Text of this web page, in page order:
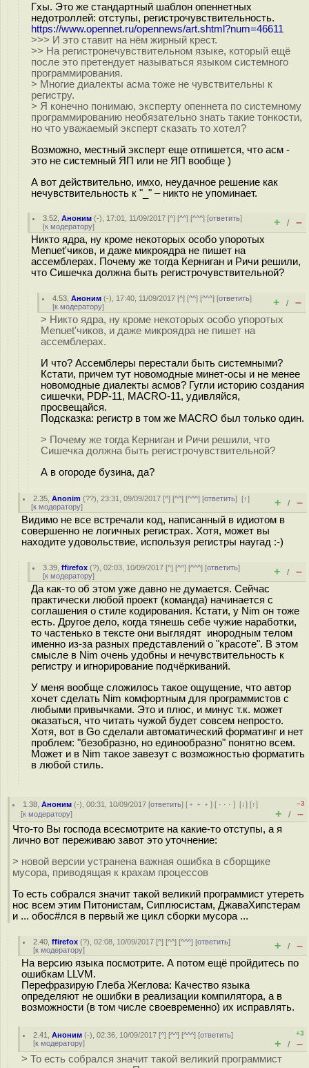
Гхы. Это же стандартный шаблон опеннетных
недотроллей: отступы, регистрочувствительность.
https://www.opennet.ru/opennews/art.shtml?num=46611
>>> И это ставит на нём жирный крест.
>> На регистронечувствительном языке, который ещё
после это претендует называться языком системного
программирования.
> Многие диалекты асма тоже не чувствительны к
регистру.
> Я конечно понимаю, эксперту опеннета по системному
программированию необязательно знать такие тонкости,
но что уважаемый эксперт сказать то хотел?
Возможно, местный эксперт еще отпишется, что асм -
это не системный ЯП или не ЯП вообще )
А вот действительно, имхо, неудачное решение как
нечувствительность к "_" – никто не упоминает.
3.52 ,Аноним (-), 17:01, 11/09/2017 [^] [^^] [^^^] [ответить]
[к модератору] + / –
Никто ядра, ну кроме некоторых особо yпоротых
Menuet'чиков, и даже микроядра не пишет на
ассемблерах. Почему же тогда Керниган и Ричи решили,
что Сишечка должна быть регистрочувствительной?
4.53 ,Аноним (-), 17:40, 11/09/2017 [^] [^^] [^^^] [ответить]
[к модератору] + / –
> Никто ядра, ну кроме некоторых особо yпоротых
Menuet'чиков, и даже микроядра не пишет на
ассемблерах.
И что? Ассемблеры перестали быть системными?
Кстати, причем тут новомодные минет-осы и не менее
новомодные диалекты асмов? Гугли историю создания
сишечки, PDP-11, MACRO-11, удивляйся,
просвещайся.
Подсказка: регистр в том же MACRO был только один.
> Почему же тогда Керниган и Ричи решили, что
Сишечка должна быть регистрочувствительной?
А в огороде бузина, да?
2.35 ,Anonim (??), 23:31, 09/09/2017 [^] [^^] [^^^] [ответить][↑]
[к модератору] + / –
Видимо не все встречали код, написанный в идиотом в
совершенно не логичных регистрах. Хотя, может вы
находите удовольствие, используя регистры наугад :-)
3.39 ,ffirefox (?), 02:03, 10/09/2017 [^] [^^] [^^^] [ответить]
[к модератору] + / –
Да как-то об этом уже давно не думается. Сейчас
практически любой проект (команда) начинается с
соглашения о стиле кодирования. Кстати, у Nim он тоже
есть. Другое дело, когда тянешь себе чужие наработки,
то частенько в тексте они выглядят инородным телом
именно из-за разных представлений о "красоте". В этом
смысле в Nim очень удобны и нечувствительность к
регистру и игнорирование подчёркиваний.
У меня вообще сложилось такое ощущение, что автор
хочет сделать Nim комфортным для программистов с
любыми привычками. Это и плюс, и минус т.к. может
оказаться, что читать чужой будет совсем непросто.
Хотя, вот в Go сделали автоматический форматинг и нет
проблем: "безобразно, но единообразно" понятно всем.
Может и в Nim такое завезут с возможностью форматить
в любой стиль.
1.38 ,Аноним (-), 00:31, 10/09/2017 [ответить] [ ﹢﹢﹢] [ · · ·][↓] [↑]
[к модератору]
–3
+ / –
Что-то Вы господа всесмотрите на какие-то отступы, а я
лично вот переживаю завот это уточнение:
> новой версии устранена важная ошибка в сборщике
мусора, приводящая к крахам процессов
То есть собрался значит такой великий программист утереть
нос всем этим Питонистам, Сиплюсистам, ДжаваХипстерам
и ... обос#лся в первый же цикл сборки мусора ...
2.40 ,ffirefox (?), 02:08, 10/09/2017 [^] [^^] [^^^] [ответить]
[к модератору] + / –
На версию языка посмотрите. А потом ещё пройдитесь по
ошибкам LLVM.
Перефразирую Глеба Жеглова: Качество языка
определяют не ошибки в реализации компилятора, а в
возможности (в том числе своевременно) их исправлять.
2.41 ,Аноним (-), 02:36, 10/09/2017 [^] [^^] [^^^] [ответить]
[к модератору]
+3
+ / –
> То есть собрался значит такой великий программист